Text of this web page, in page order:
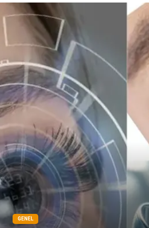
Dernekler ve Birlikler
Bebek Giyim Bakım
Markalar Kültür
Periyodik Kontrol Spor
İthalat İhracat
Alüminyum
GENEL